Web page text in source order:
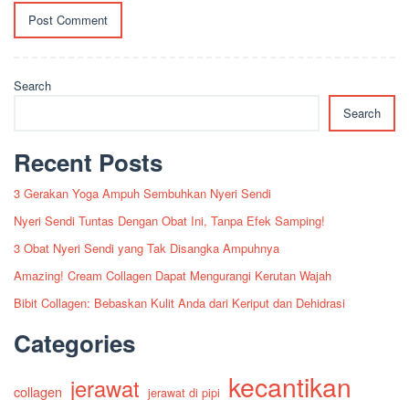
Search
Search
Recent Posts
3 Gerakan Yoga Ampuh Sembuhkan Nyeri Sendi
Nyeri Sendi Tuntas Dengan Obat Ini, Tanpa Efek Samping!
3 Obat Nyeri Sendi yang Tak Disangka Ampuhnya
Amazing! Cream Collagen Dapat Mengurangi Kerutan Wajah
Bibit Collagen: Bebaskan Kulit Anda dari Keriput dan Dehidrasi
Categories
collagen jerawat jerawat di pipi kecantikan